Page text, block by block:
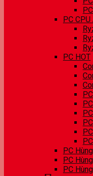
PC CPU
PC HOT
PC
PC
PC